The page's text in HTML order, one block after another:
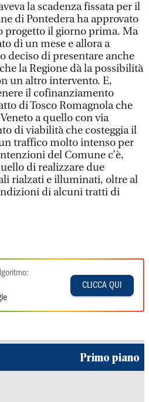
la scadenza fissata per il
di Pontedera ha approvato
progetto il giorno prima. Ma
di un mese e allora a
deciso di presentare anche
la Regione dà la possibilità
un altro intervento. E,
il cofinanziamento
di Tosco Romagnola che
a quello con via
di viabilità che costeggia il
traffico molto intenso per
del Comune c’è,
di realizzare due
rialzati e illuminati, oltre al
di alcuni tratti di
CLICCA QUI
Primo piano